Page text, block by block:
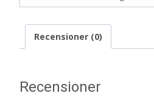
Recensioner (0)
Recensioner